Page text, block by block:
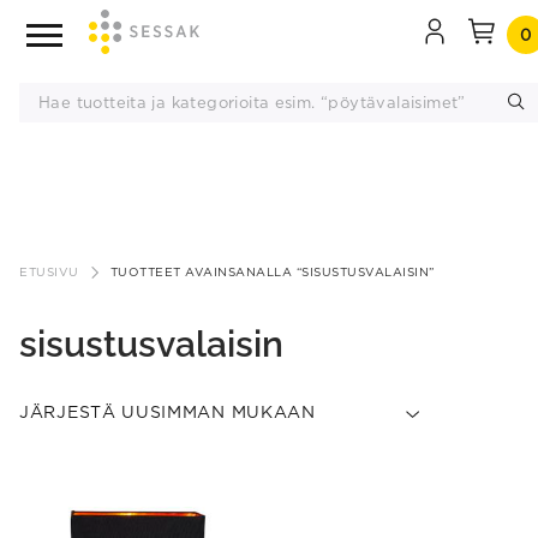
sisältöön
0
ETUSIVU TUOTTEET AVAINSANALLA “SISUSTUSVALAISIN”
sisustusvalaisin